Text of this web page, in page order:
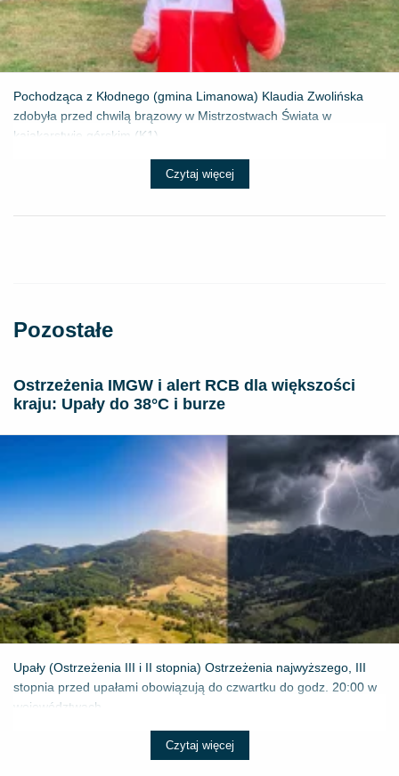
Pochodząca z Kłodnego (gmina Limanowa) Klaudia Zwolińska
zdobyła przed chwilą brązowy w Mistrzostwach Świata w
kajakarstwie górskim (K1) ...
Czytaj więcej
Pozostałe
Ostrzeżenia IMGW i alert RCB dla większości
kraju: Upały do 38°C i burze
Upały (Ostrzeżenia III i II stopnia) Ostrzeżenia najwyższego, III
stopnia przed upałami obowiązują do czwartku do godz. 20:00 w
województwach...
Czytaj więcej